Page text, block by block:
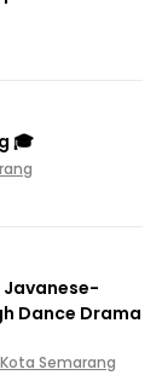
🎓
Javanese-
Dance Drama
Semarang